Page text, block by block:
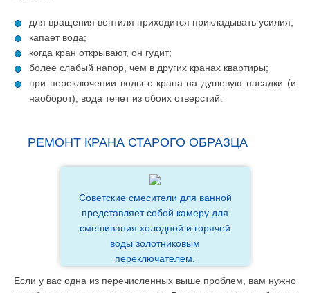
для вращения вентиля приходится прикладывать усилия;
капает вода;
когда кран открывают, он гудит;
более слабый напор, чем в других кранах квартиры;
при переключении воды с крана на душевую насадки (и
наоборот), вода течет из обоих отверстий.
РЕМОНТ КРАНА СТАРОГО ОБРАЗЦА
Советские смесители для ванной
представляет собой камеру для
смешивания холодной и горячей
воды золотниковым
переключателем.
Если у вас одна из перечисленных выше проблем, вам нужно